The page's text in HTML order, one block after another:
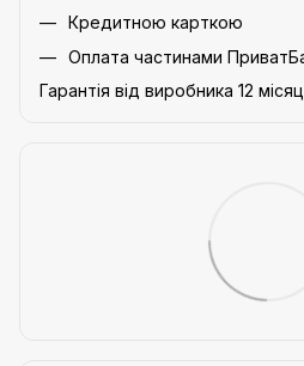
Кредитною карткою
Оплата частинами
Гарантія від виробника 12